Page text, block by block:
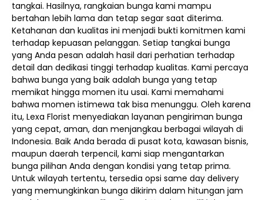
tangkai. Hasilnya, rangkaian bunga kami mampu
bertahan lebih lama dan tetap segar saat diterima.
Ketahanan dan kualitas ini menjadi bukti komitmen kami
terhadap kepuasan pelanggan. Setiap tangkai bunga
yang Anda pesan adalah hasil dari perhatian terhadap
detail dan dedikasi tinggi terhadap kualitas. Kami percaya
bahwa bunga yang baik adalah bunga yang tetap
memikat hingga momen itu usai. Kami memahami
bahwa momen istimewa tak bisa menunggu. Oleh karena
itu, Lexa Florist menyediakan layanan pengiriman bunga
yang cepat, aman, dan menjangkau berbagai wilayah di
Indonesia. Baik Anda berada di pusat kota, kawasan bisnis,
maupun daerah terpencil, kami siap mengantarkan
bunga pilihan Anda dengan kondisi yang tetap prima.
Untuk wilayah tertentu, tersedia opsi same day delivery
yang memungkinkan bunga dikirim dalam hitungan jam